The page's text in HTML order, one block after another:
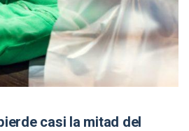
casi la mitad del